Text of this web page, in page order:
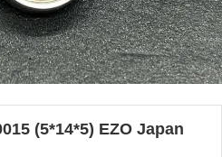
(5*14*5) EZO Japan